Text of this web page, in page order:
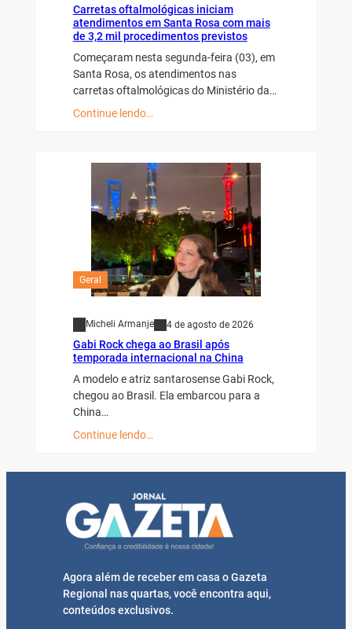
Carretas oftalmológicas iniciam
atendimentos em Santa Rosa com mais
de 3,2 mil procedimentos previstos
Começaram nesta segunda-feira (03), em
Santa Rosa, os atendimentos nas
carretas oftalmológicas do Ministério da…
Continue lendo…
Geral
Micheli Armanje 4 de agosto de 2026
Gabi Rock chega ao Brasil após
temporada internacional na China
A modelo e atriz santarosense Gabi Rock,
chegou ao Brasil. Ela embarcou para a
China…
Continue lendo…
Agora além de receber em casa o Gazeta
Regional nas quartas, você encontra aqui,
conteúdos exclusivos.